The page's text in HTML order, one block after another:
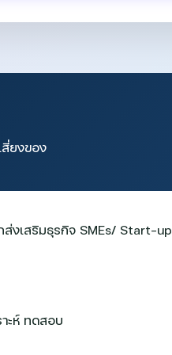
ยงของ
ส่งเสริมธุรกิจ SMEs/ Start-up
าะห์ ทดสอบ